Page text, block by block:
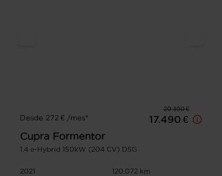
20.390 €
Desde 272 € /mes*
17.490 €
Cupra Formentor
1.4 e-Hybrid 150kW (204 CV) DSG
2021
120.072 km